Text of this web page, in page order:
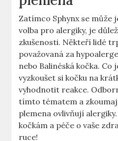
Zatímco Sphynx se může
volba pro alergiky, je
zkušenosti. Někteří lidé
považovaná za
nebo Balinéská kočka. Co
vyzkoušet si kočku na
vyhodnotit reakce.
tímto tématem a
plemena ovlivňují
kočkám a péče o vaše
ruce!